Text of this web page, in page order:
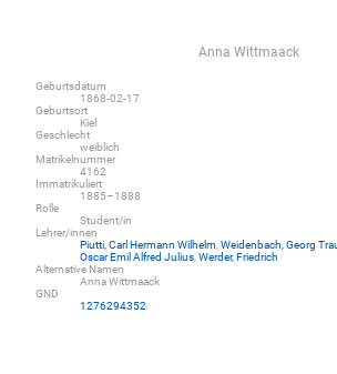
Anna Wittmaack
Geburtsdatum
1868-02-17
Geburtsort
Kiel
Geschlecht
weiblich
Matrikelnummer
4162
Immatrikuliert
1885–1888
Rolle
Student/in
Lehrer/innen
Piutti, Carl Hermann Wilhelm Weidenbach, Georg
Oscar Emil Alfred Julius Werder, Friedrich
Alternative Namen
Anna Wittmaack
GND
1276294352